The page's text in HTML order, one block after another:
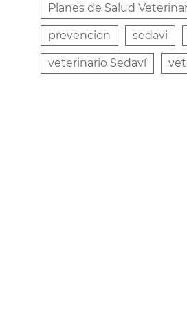
Planes de Salud
prevencion sedavi
veterinario Sedaví